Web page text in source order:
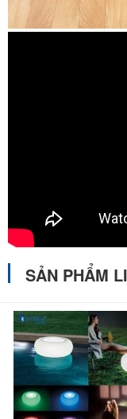
#ghehoi
SẢN PHẨM